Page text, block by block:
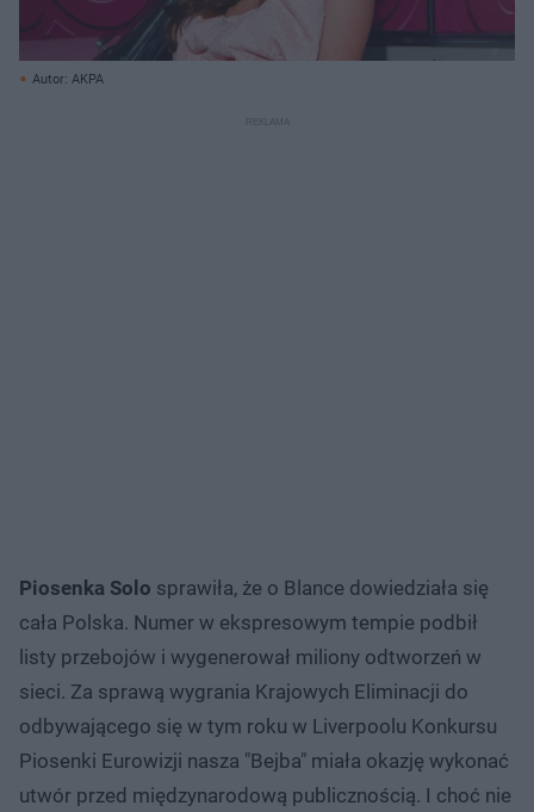
Autor: AKPA
Piosenka Solo sprawiła, że o Blance dowiedziała się
cała Polska. Numer w ekspresowym tempie podbił
listy przebojów i wygenerował miliony odtworzeń w
sieci. Za sprawą wygrania Krajowych Eliminacji do
odbywającego się w tym roku w Liverpoolu Konkursu
Piosenki Eurowizji nasza "Bejba" miała okazję wykonać
utwór przed międzynarodową publicznością. I choć nie